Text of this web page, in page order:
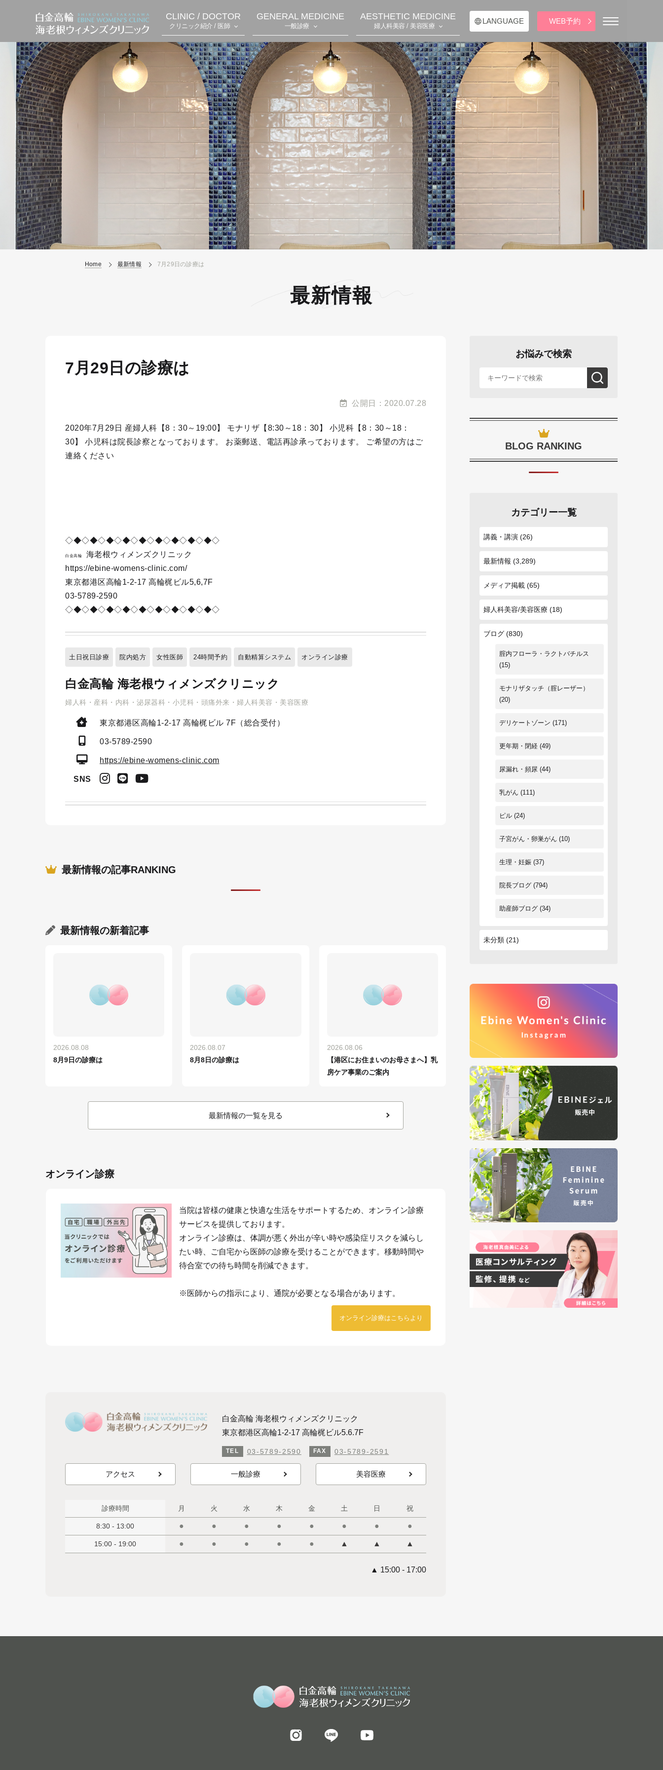
CLINIC / DOCTOR
クリニック紹介 / 医師
GENERAL MEDICINE
一般診療
AESTHETIC MEDICINE
婦人科美容 / 美容医療
LANGUAGE WEB予約
Home 最新情報 7月29日の診療は
最新情報
7月29日の診療は
公開日：2020.07.28
2020年7月29日 産婦人科【8：30～19:00】 モナリザ【8:30～18：30】 小児科【8：30～18：
30】 小児科は院長診察となっております。 お薬郵送、電話再診承っております。 ご希望の方はご
連絡ください
◇◆◇◆◇◆◇◆◇◆◇◆◇◆◇◆◇◆◇
白金高輪
海老根ウィメンズクリニック
https://ebine-womens-clinic.com/
東京都港区高輪1-2-17 高輪梶ビル5,6,7F
03-5789-2590
◇◆◇◆◇◆◇◆◇◆◇◆◇◆◇◆◇◆◇
土日祝日診療 院内処方 女性医師 24時間予約 自動精算システム オンライン診療
白金高輪 海老根ウィメンズクリニック
婦人科・産科・内科・泌尿器科・小児科・頭痛外来・婦人科美容・美容医療
東京都港区高輪1-2-17 高輪梶ビル 7F（総合受付）
03-5789-2590
https://ebine-womens-clinic.com
SNS
最新情報の記事RANKING
最新情報の新着記事
2026.08.08
8月9日の診療は
2026.08.07
8月8日の診療は
2026.08.06
【港区にお住まいのお母さまへ】乳
房ケア事業のご案内
最新情報の一覧を見る
オンライン診療
当院は皆様の健康と快適な生活をサポートするため、オンライン診療
サービスを提供しております。
オンライン診療は、体調が悪く外出が辛い時や感染症リスクを減らし
たい時、ご自宅から医師の診療を受けることができます。移動時間や
待合室での待ち時間を削減できます。
※医師からの指示により、通院が必要となる場合があります。
オンライン診療はこちらより
白金高輪 海老根ウィメンズクリニック
東京都港区高輪1-2-17 高輪梶ビル5.6.7F
TEL 03-5789-2590 FAX 03-5789-2591
アクセス 一般診療 美容医療
診療時間 月 火 水 木 金 土 日 祝
8:30 - 13:00 ● ● ● ● ● ● ● ●
15:00 - 19:00 ● ● ● ● ● ▲ ▲ ▲
▲ 15:00 - 17:00
お悩みで検索
BLOG RANKING
カテゴリー一覧
講義・講演 (26)
最新情報 (3,289)
メディア掲載 (65)
婦人科美容/美容医療 (18)
ブログ (830)
腟内フローラ・ラクトバチルス
(15)
モナリザタッチ（腟レーザー）
(20)
デリケートゾーン (171)
更年期・閉経 (49)
尿漏れ・頻尿 (44)
乳がん (111)
ピル (24)
子宮がん・卵巣がん (10)
生理・妊娠 (37)
院長ブログ (794)
助産師ブログ (34)
未分類 (21)